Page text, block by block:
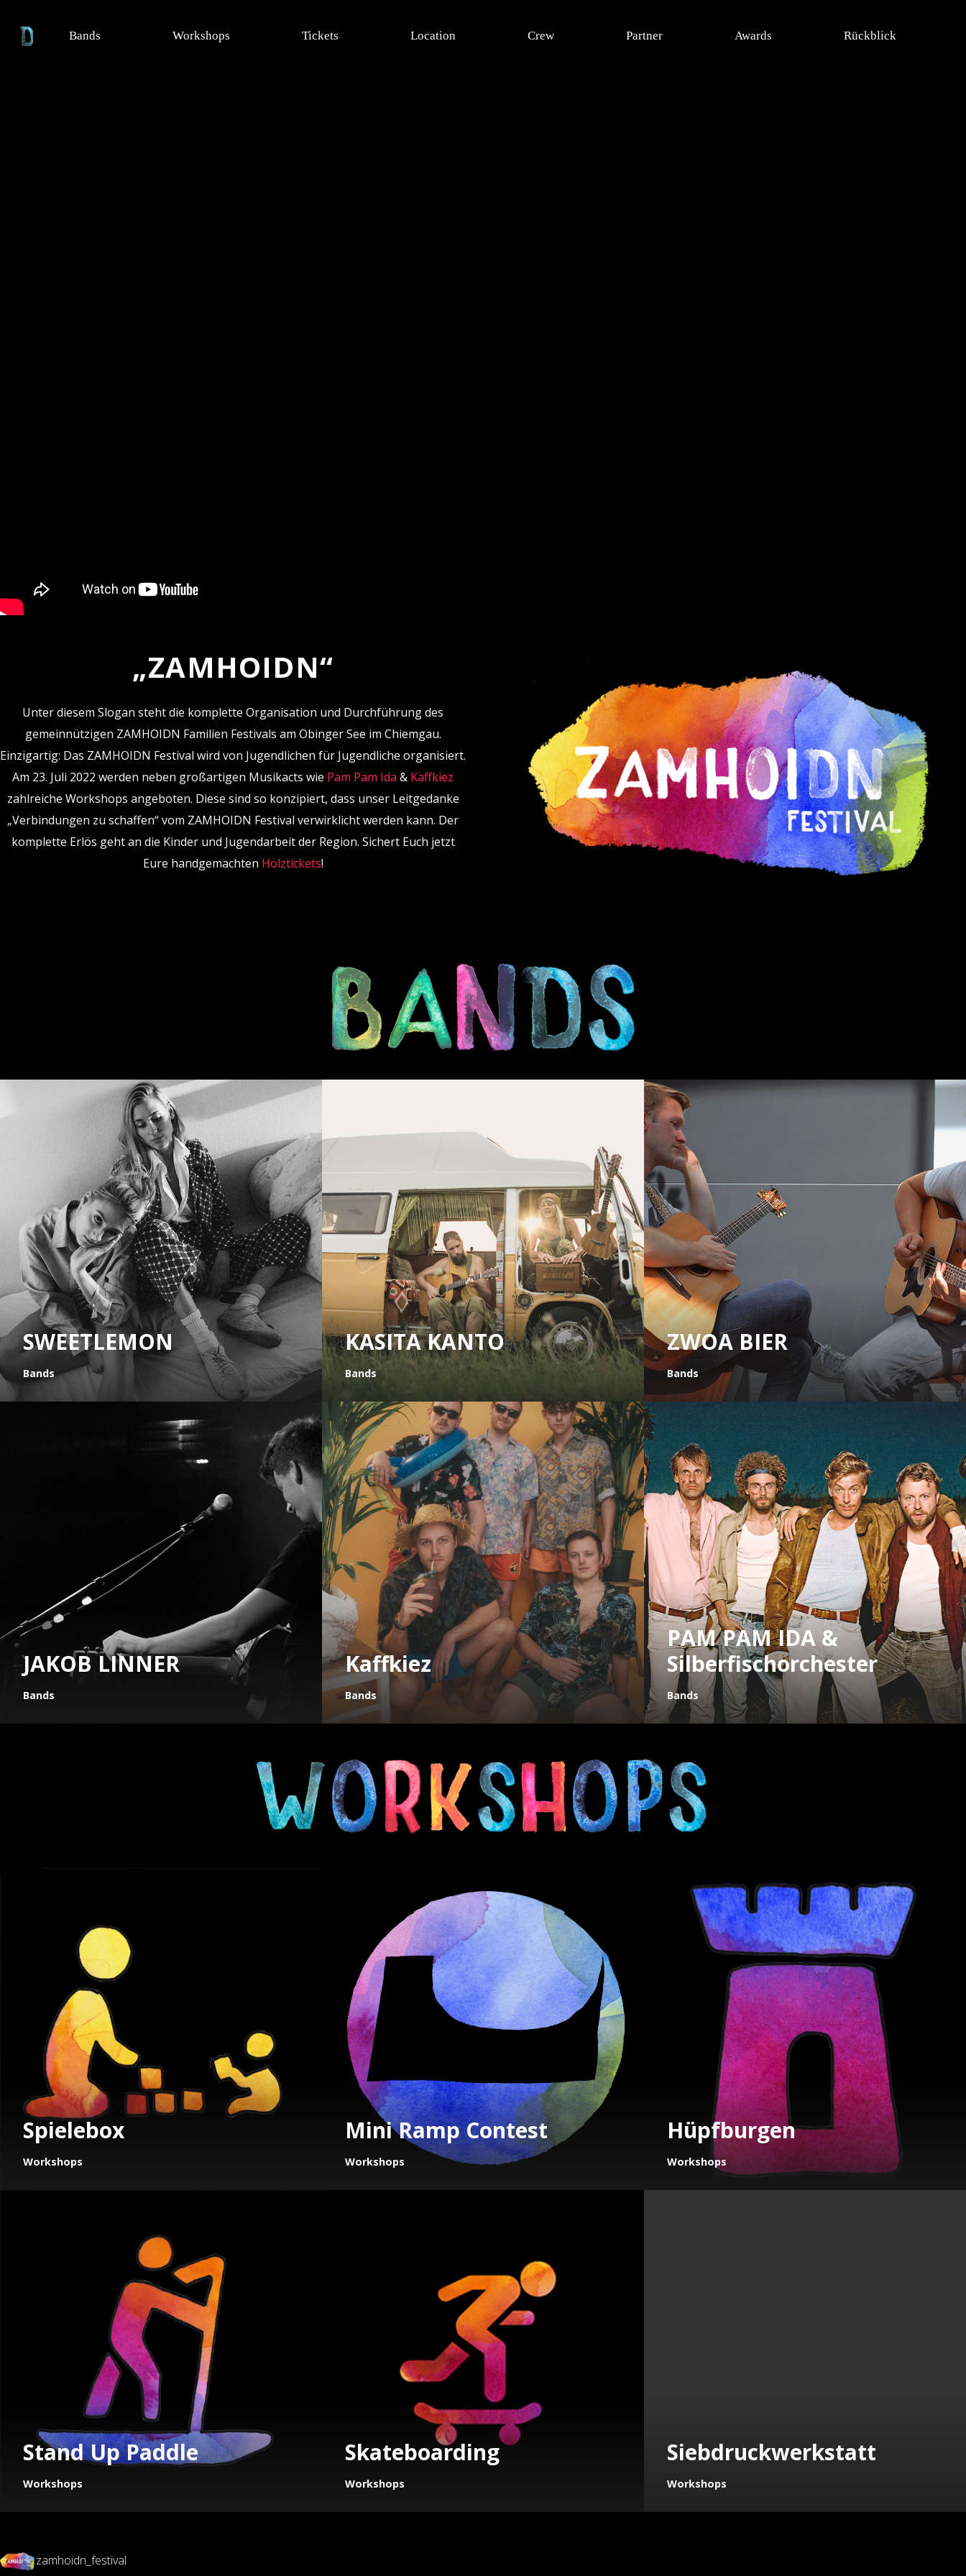
Bands Workshops Tickets Location Crew Partner Awards Rückblick
„ZAMHOIDN“
Unter diesem Slogan steht die komplette Organisation und Durchführung des
gemeinnützigen ZAMHOIDN Familien Festivals am Obinger See im Chiemgau.
Einzigartig: Das ZAMHOIDN Festival wird von Jugendlichen für Jugendliche organisiert.
Am 23. Juli 2022 werden neben großartigen Musikacts wie Pam Pam Ida & Kaffkiez
zahlreiche Workshops angeboten. Diese sind so konzipiert, dass unser Leitgedanke
„Verbindungen zu schaffen“ vom ZAMHOIDN Festival verwirklicht werden kann. Der
komplette Erlös geht an die Kinder und Jugendarbeit der Region. Sichert Euch jetzt
Eure handgemachten Holztickets!
SWEETLEMON
Bands
KASITA KANTO
Bands
ZWOA BIER
Bands
JAKOB LINNER
Bands
Kaffkiez
Bands
PAM PAM IDA &
Silberfischorchester
Bands
Spielebox
Workshops
Mini Ramp Contest
Workshops
Hüpfburgen
Workshops
Stand Up Paddle
Workshops
Skateboarding
Workshops
Siebdruckwerkstatt
Workshops
zamhoidn_festival